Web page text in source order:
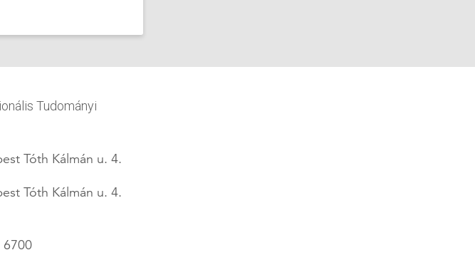
Tudományi
Tóth Kálmán u. 4.
Tóth Kálmán u. 4.
6700